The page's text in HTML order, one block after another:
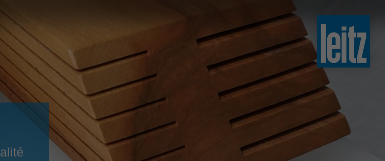
english
Türkiye
USA
Việt Nam
中国 中文
ประเทศไทย